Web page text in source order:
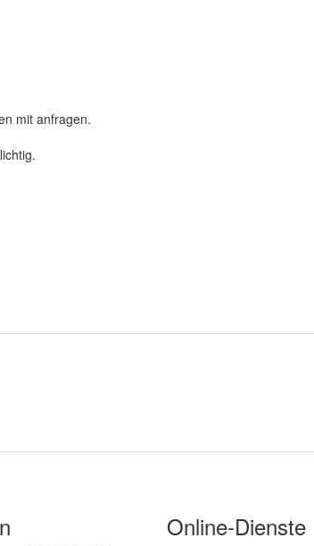
mit anfragen.
Online-Dienste